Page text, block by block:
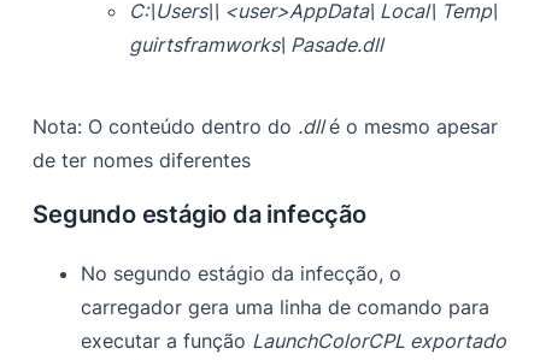
C:\Users\\ <user>AppData\ Local\ Temp\
guirtsframworks\ Pasade.dll
Nota: O conteúdo dentro do .dllé o mesmo apesar
de ter nomes diferentes
Segundo estágio da infecção
No segundo estágio da infecção, o
carregador gera uma linha de comando para
executar a função LaunchColorCPL exportado